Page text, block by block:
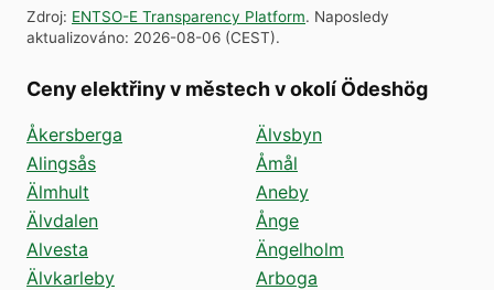
Zdroj: ENTSO-E Transparency Platform. Naposledy
aktualizováno: 2026-08-06 (CEST).
Ceny elektřiny v městech v okolí Ödeshög
Åkersberga
Alingsås
Älmhult
Älvdalen
Alvesta
Älvkarleby
Älvsbyn
Åmål
Aneby
Ånge
Ängelholm
Arboga